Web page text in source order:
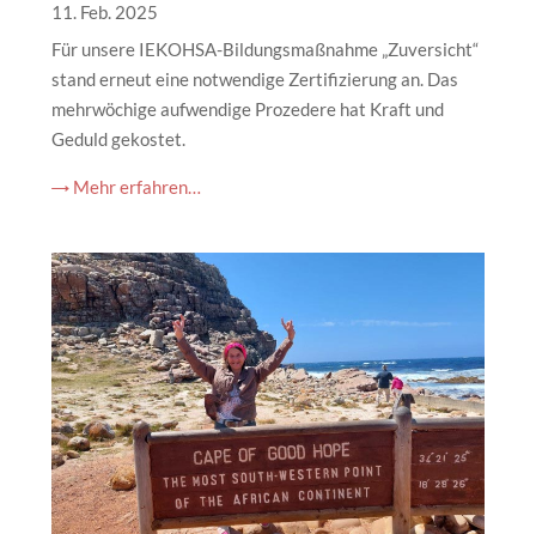
11. Feb. 2025
Für unsere IEKOHSA-Bildungsmaßnahme „Zuversicht“
stand erneut eine notwendige Zertifizierung an. Das
mehrwöchige aufwendige Prozedere hat Kraft und
Geduld gekostet.
→ Mehr erfahren…